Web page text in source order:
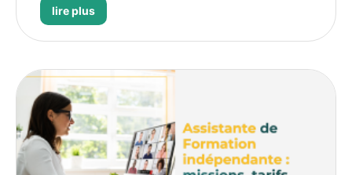
lire plus